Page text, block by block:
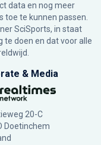
data en nog meer
te kunnen passen.
SciSports, in staat
doen en dat voor alle
& Media
20-C
Doetinchem